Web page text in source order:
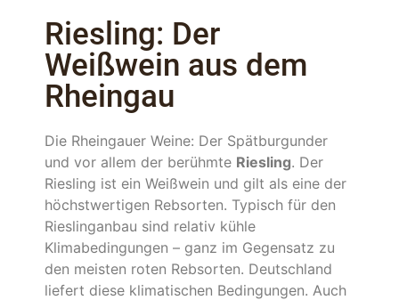
Riesling: Der
Weißwein aus dem
Rheingau
Die Rheingauer Weine: Der Spätburgunder
und vor allem der berühmte Riesling. Der
Riesling ist ein Weißwein und gilt als eine der
höchstwertigen Rebsorten. Typisch für den
Rieslinganbau sind relativ kühle
Klimabedingungen – ganz im Gegensatz zu
den meisten roten Rebsorten. Deutschland
liefert diese klimatischen Bedingungen. Auch